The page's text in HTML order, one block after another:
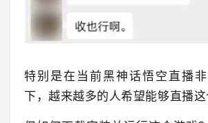
特别是在当前黑神话悟空直播
下，越来越多的人希望能够直播这